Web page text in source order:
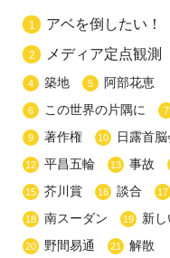
1 アベを倒したい！
2 メディア定点観測
4 築地 5 阿部花恵
6 この世界の片隅に 7
9 著作権 10 日露首脳
12 平昌五輪 13 事故
15 芥川賞 16 談合 17
18 南スーダン 19 新し
20 野間易通 21 解散